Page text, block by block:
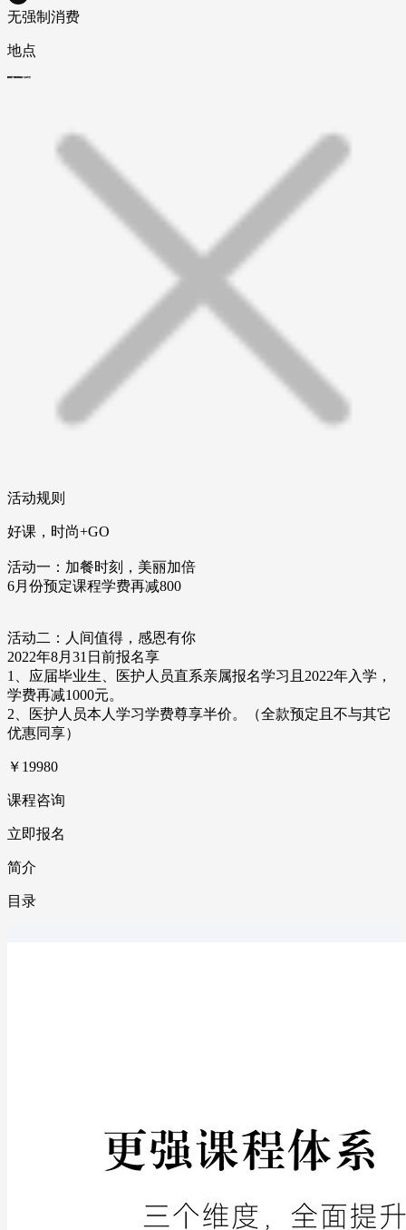
无强制消费
地点
活动规则
好课，时尚+GO
活动一：加餐时刻，美丽加倍
6月份预定课程学费再减800
活动二： 人间值得，感恩有你
2022年8月 31 日前报名享
1
、应届毕业生、医护人员直系亲属报名学习且 2022年入学，
学费再减1000元。
2 、医护人员本人学习学费尊享半价。（全款预定且不与其它
优惠同享）
￥19980
课程咨询
立即报名
简介
目录